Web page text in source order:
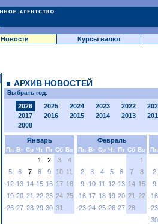
Новости Курсы валют
АРХИВ НОВОСТЕЙ
Выбрать год:
2026 2025 2024 2023 2022
2017
2016 2015 2014 2013
2008
Январь
Пн Вт Ср Чт Пт Сб Вс
1 2 3
4
5
6 7 8 9 10 11
12 13 14 15 16 17 18
19 20 21 22 23 24 25
26 27 28 29 30 31
Февраль
Пн Вт Ср Чт Пт Сб Вс
1
2
3 4 5 6 7
8
9
10 11 12 13 14 15
16 17 18 19 20 21 22
23 24 25 26 27 28
Пн
2
9
16
23
30